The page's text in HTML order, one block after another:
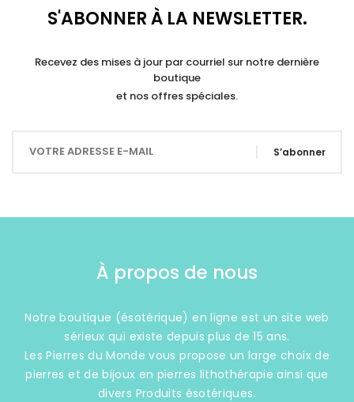
S'ABONNER À LA NEWSLETTER.
Recevez des mises à jour par courriel sur notre dernière
boutique
et nos offres spéciales.
S’abonner
À propos de nous
Notre boutique (ésotérique) en ligne est un site web
sérieux qui existe depuis plus de 15 ans.
Les Pierres du Monde vous propose un large choix de
pierres et de bijoux en pierres lithothérapie ainsi que
divers Produits ésotériques.